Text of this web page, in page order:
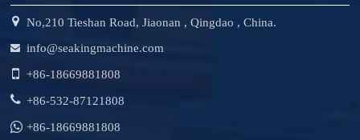
No,210 Tieshan Road, Jiaonan , Qingdao , China.
info@seakingmachine.com
+86-18669881808
+86-532-87121808
+86-18669881808